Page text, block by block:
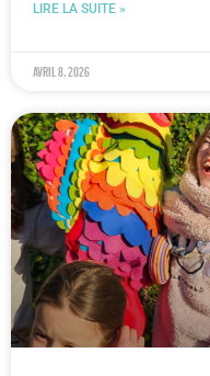
LIRE LA SUITE »
avril 8, 2026